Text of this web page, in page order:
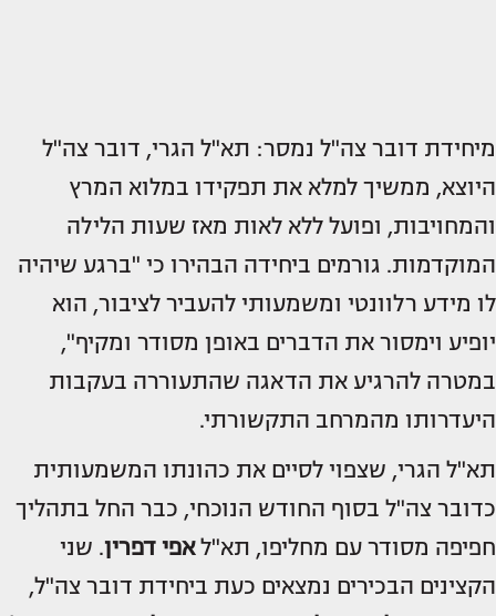
מיחידת דובר צה"ל נמסר: תא"ל הגרי, דובר צה"ל
היוצא, ממשיך למלא את תפקידו במלוא המרץ
והמחויבות, ופועל ללא לאות מאז שעות הלילה
המוקדמות. גורמים ביחידה הבהירו כי "ברגע שיהיה
לו מידע רלוונטי ומשמעותי להעביר לציבור, הוא
יופיע וימסור את הדברים באופן מסודר ומקיף",
במטרה להרגיע את הדאגה שהתעוררה בעקבות
היעדרותו מהמרחב התקשורתי.
תא"ל הגרי, שצפוי לסיים את כהונתו המשמעותית
כדובר צה"ל בסוף החודש הנוכחי, כבר החל בתהליך
חפיפה מסודר עם מחליפו, תא"ל אפי דפרין. שני
הקצינים הבכירים נמצאים כעת ביחידת דובר צה"ל,